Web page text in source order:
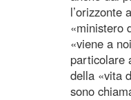
l’orizzonte
«ministero
«viene a
particolare
della «vita
sono